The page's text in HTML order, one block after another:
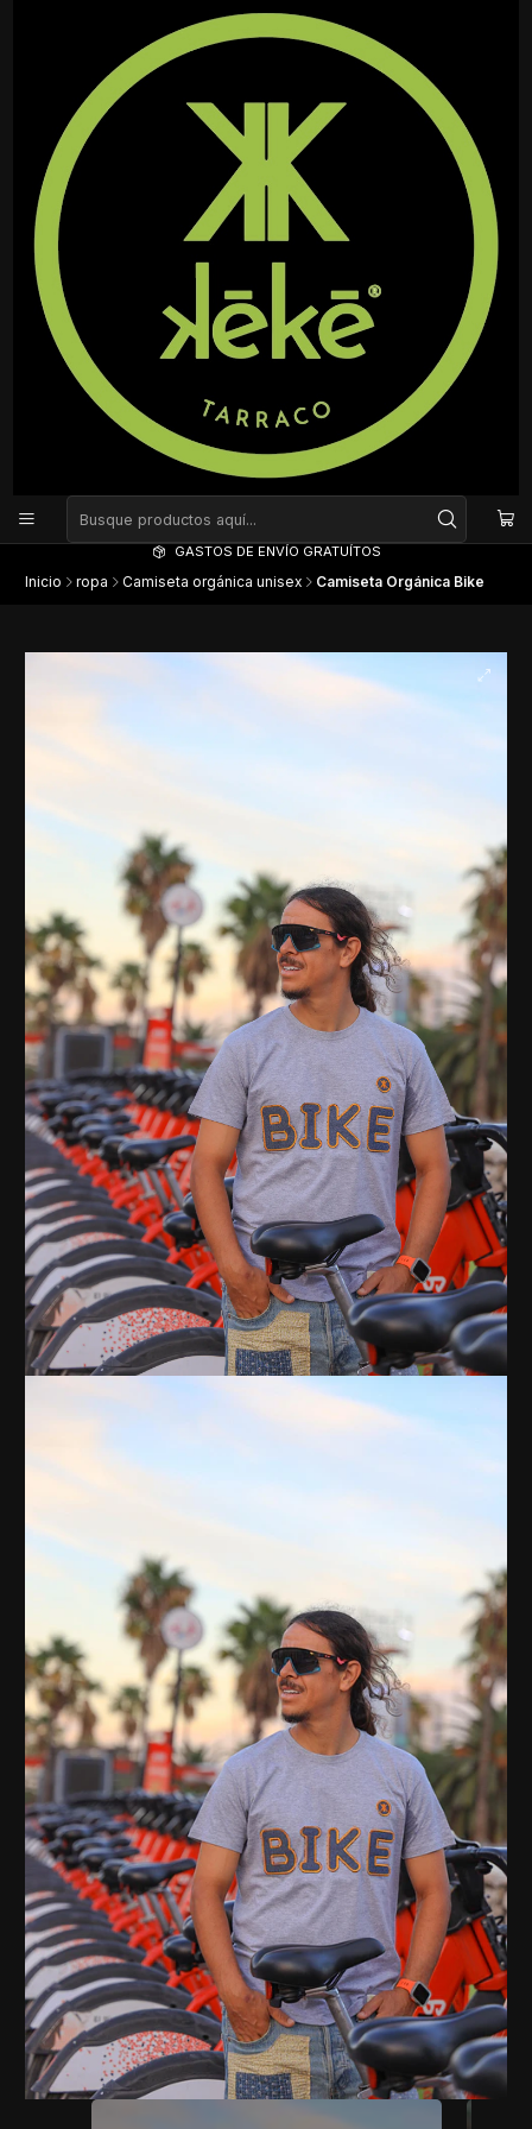
GASTOS DE ENVÍO GRATUÍTOS
Inicio ropa Camiseta orgánica unisex Camiseta Orgánica Bike